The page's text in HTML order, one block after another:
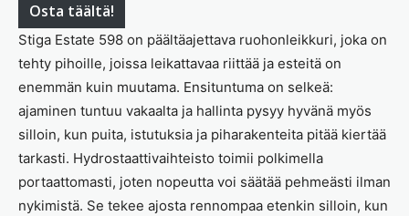
Osta täältä!
Stiga Estate 598 on päältäajettava ruohonleikkuri, joka on
tehty pihoille, joissa leikattavaa riittää ja esteitä on
enemmän kuin muutama. Ensituntuma on selkeä:
ajaminen tuntuu vakaalta ja hallinta pysyy hyvänä myös
silloin, kun puita, istutuksia ja piharakenteita pitää kiertää
tarkasti. Hydrostaattivaihteisto toimii polkimella
portaattomasti, joten nopeutta voi säätää pehmeästi ilman
nykimistä. Se tekee ajosta rennompaa etenkin silloin, kun